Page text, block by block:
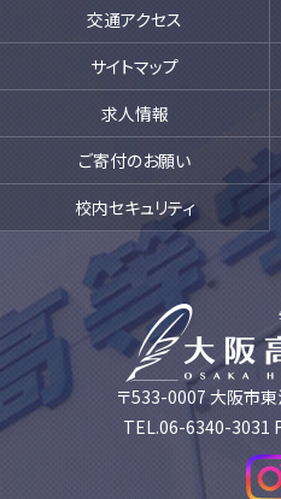
交通アクセス
サイトマップ
求人情報
ご寄付のお願い
校内セキュリティ
〒533-0007 大阪市
TEL.06-6340-3031